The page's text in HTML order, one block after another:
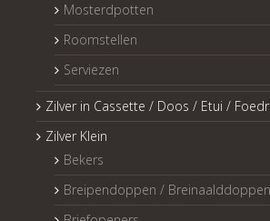
Mosterdpotten
Roomstellen
Serviezen
Zilver in Cassette / Doos / Etui /
Zilver Klein
Bekers
Breipendoppen / Breinaalddoppen